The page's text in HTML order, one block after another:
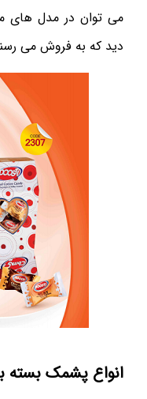
می توان در مدل های
دید که به فروش می
انواع پشمک بسته